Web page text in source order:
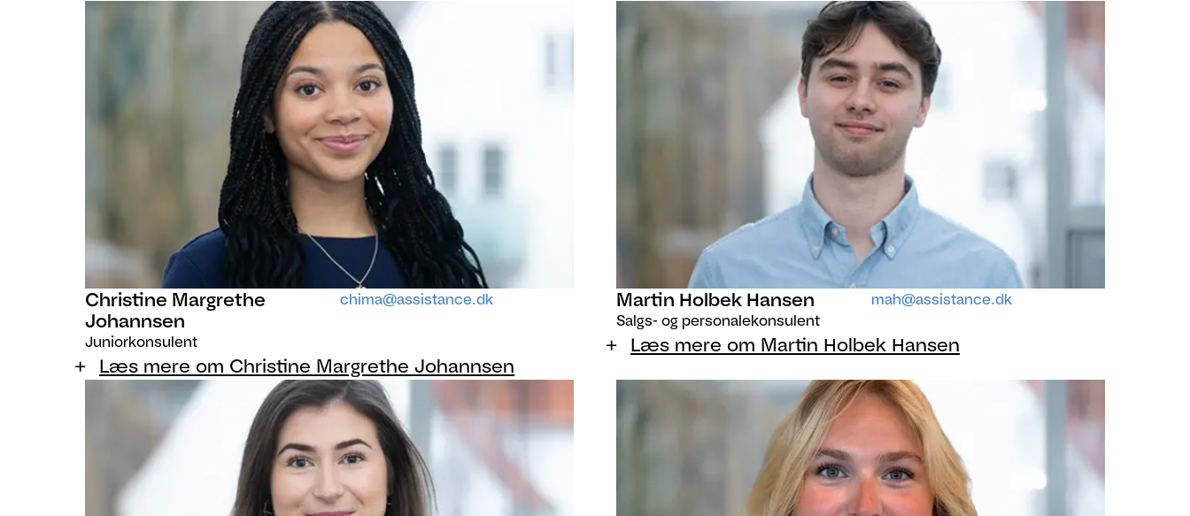
Christine Margrethe
Johannsen
Juniorkonsulent
chima@assistance.dk
Læs mere om Christine Margrethe Johannsen
Martin Holbek Hansen
Salgs- og personalekonsulent
mah@assistance.dk
Læs mere om Martin Holbek Hansen